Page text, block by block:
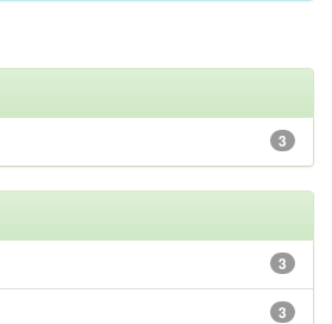
3
3
3